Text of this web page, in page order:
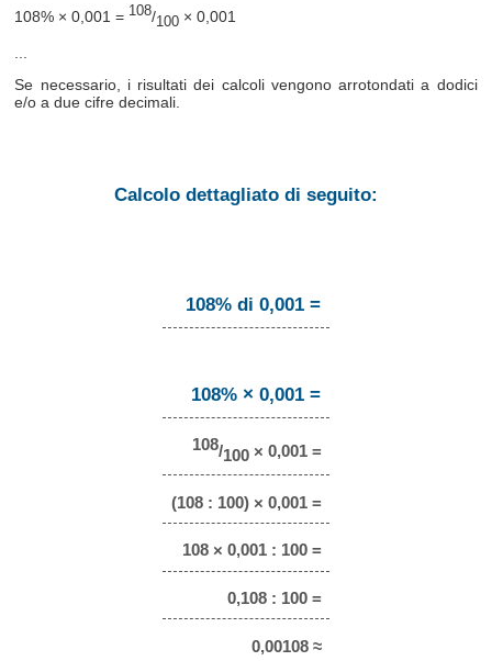
108% × 0,001 = 108/100 × 0,001
Se necessario, i risultati dei calcoli vengono arrotondati a dodici
e/o a due cifre decimali.
Calcolo dettagliato di seguito:
108% di 0,001 =
108% × 0,001 =
108/100× 0,001 =
(108 : 100) × 0,001 =
108 × 0,001 : 100 =
0,108 : 100 =
0,00108 ≈